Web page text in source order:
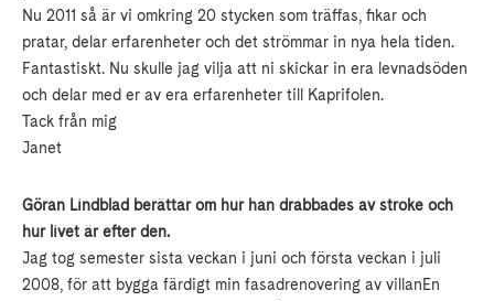
Nu 2011 så är vi omkring 20 stycken som träffas, fikar och
pratar, delar erfarenheter och det strömmar in nya hela tiden.
Fantastiskt. Nu skulle jag vilja att ni skickar in era levnadsöden
och delar med er av era erfarenheter till Kaprifolen.
Tack från mig
Janet
Göran Lindblad berättar om hur han drabbades av stroke och
hur livet är efter den.
Jag tog semester sista veckan i juni och första veckan i juli
2008, för att bygga färdigt min fasadrenovering av villanEn